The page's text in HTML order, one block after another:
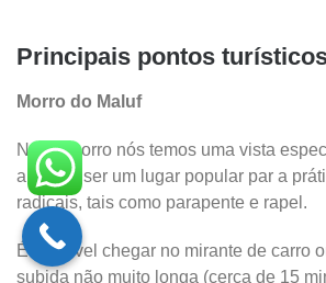
Principais pontos
Morro do Maluf
Neste morro nós temos uma vista
além de ser um lugar popular par a
radicais, tais como parapente e rapel.
É possível chegar no mirante de carro
subida não muito longa (cerca de 15